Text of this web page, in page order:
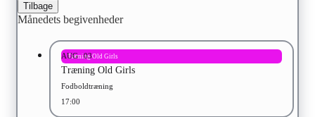
Tilbage
Månedets begivenheder
Træning Old Girls
AUG 03
Træning Old Girls
Fodboldtræning
17:00